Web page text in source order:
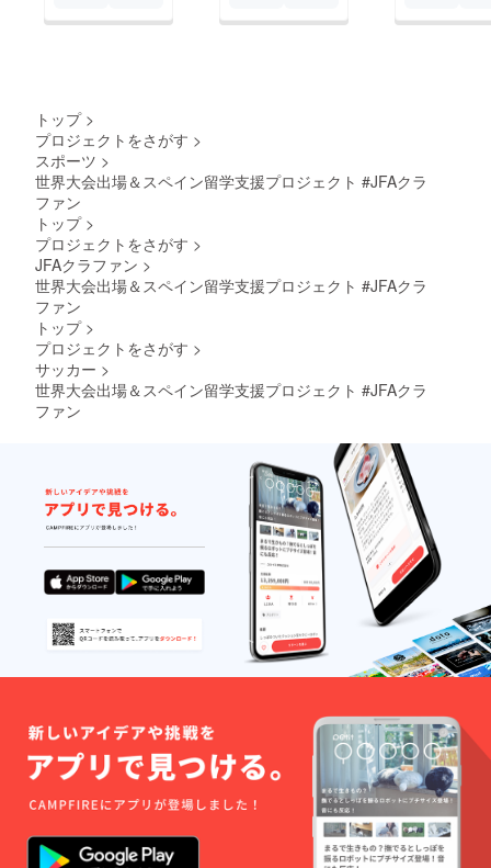
トップ >
プロジェクトをさがす >
スポーツ >
世界大会出場＆スペイン留学支援プロジェクト #JFAクラ
ファン
トップ >
プロジェクトをさがす >
JFAクラファン >
世界大会出場＆スペイン留学支援プロジェクト #JFAクラ
ファン
トップ >
プロジェクトをさがす >
サッカー >
世界大会出場＆スペイン留学支援プロジェクト #JFAクラ
ファン